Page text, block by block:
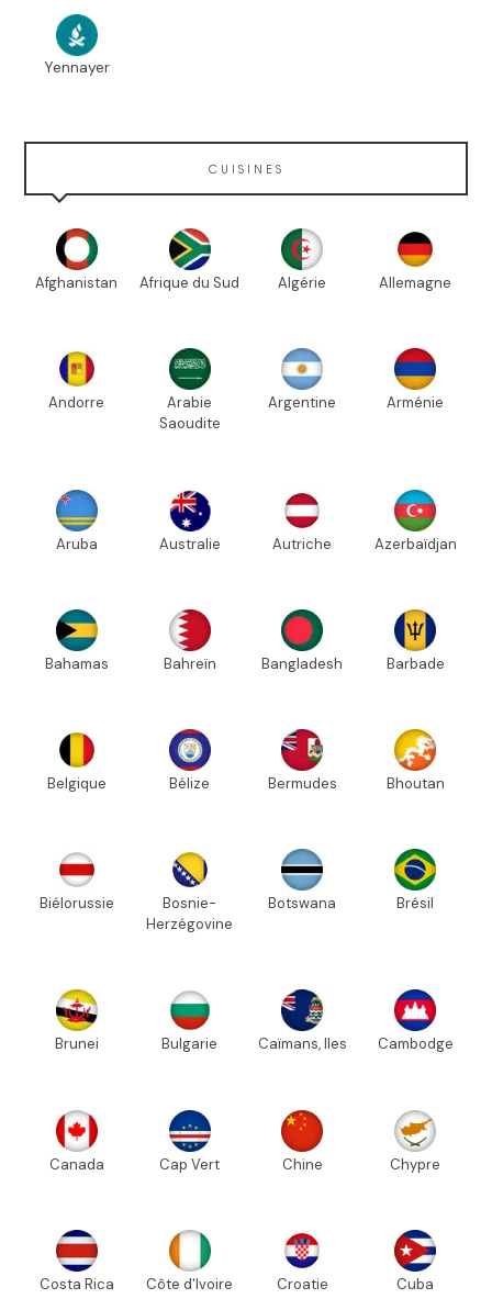
Yennayer
CUISINES
Afghanistan Afrique du Sud Algérie Allemagne
Andorre
Arabie
Saoudite
Argentine Arménie
Aruba Australie Autriche Azerbaïdjan
Bahamas Bahreïn Bangladesh Barbade
Belgique Bélize Bermudes Bhoutan
Biélorussie
Bosnie-
Herzégovine
Botswana Brésil
Brunei Bulgarie Caïmans, Iles Cambodge
Canada Cap Vert Chine Chypre
Costa Rica Côte d'Ivoire Croatie Cuba